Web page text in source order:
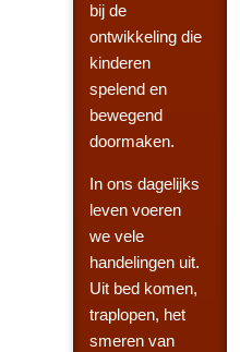
bij de
ontwikkeling die
kinderen
spelend en
bewegend
doormaken.
In ons dagelijks
leven voeren
we vele
handelingen uit.
Uit bed komen,
traplopen, het
smeren van